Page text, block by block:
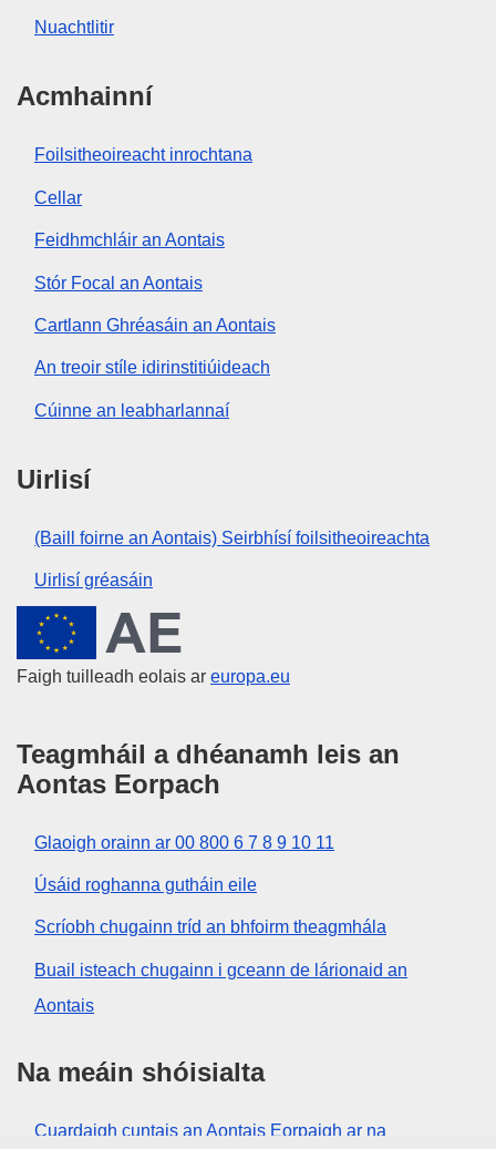
Nuachtlitir
Acmhainní
Foilsitheoireacht inrochtana
Cellar
Feidhmchláir an Aontais
Stór Focal an Aontais
Cartlann Ghréasáin an Aontais
An treoir stíle idirinstitiúideach
Cúinne an leabharlannaí
Uirlisí
(Baill foirne an Aontais) Seirbhísí foilsitheoireachta
Uirlisí gréasáin
An tAontas Eorpach
Faigh tuilleadh eolais ar europa.eu
Teagmháil a dhéanamh leis an
Aontas Eorpach
Glaoigh orainn ar 00 800 6 7 8 9 10 11
Úsáid roghanna gutháin eile
Scríobh chugainn tríd an bhfoirm theagmhála
Buail isteach chugainn i gceann de lárionaid an
Aontais
Na meáin shóisialta
Cuardaigh cuntais an Aontais Eorpaigh ar na